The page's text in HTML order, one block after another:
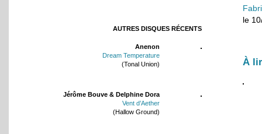
AUTRES DISQUES RÉCENTS
Anenon
Dream Temperature
(Tonal Union)
Jérôme Bouve & Delphine Dora
Vent d’Aether
(Hallow Ground)
le
À